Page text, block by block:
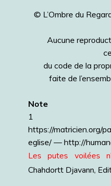
© L’Ombre du
Aucune
du code de la
faite de
Note
1
https://matricien.org/
eglise/ — http://
Les putes voilées
Chahdortt Djavann,